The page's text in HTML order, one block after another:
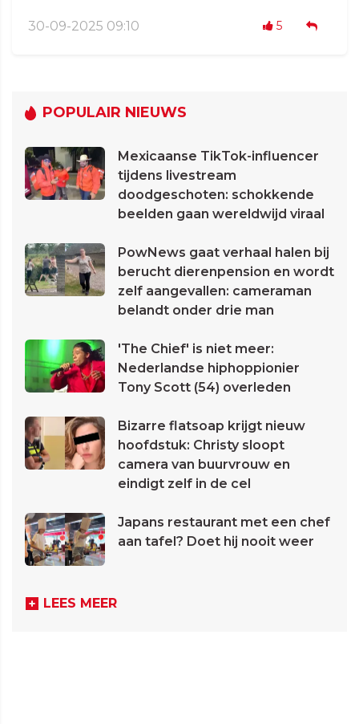
30-09-2025 09:10 5
POPULAIR NIEUWS
Mexicaanse TikTok-influencer
tijdens livestream
doodgeschoten: schokkende
beelden gaan wereldwijd viraal
PowNews gaat verhaal halen bij
berucht dierenpension en wordt
zelf aangevallen: cameraman
belandt onder drie man
'The Chief' is niet meer:
Nederlandse hiphoppionier
Tony Scott (54) overleden
Bizarre flatsoap krijgt nieuw
hoofdstuk: Christy sloopt
camera van buurvrouw en
eindigt zelf in de cel
Japans restaurant met een chef
aan tafel? Doet hij nooit weer
LEES MEER